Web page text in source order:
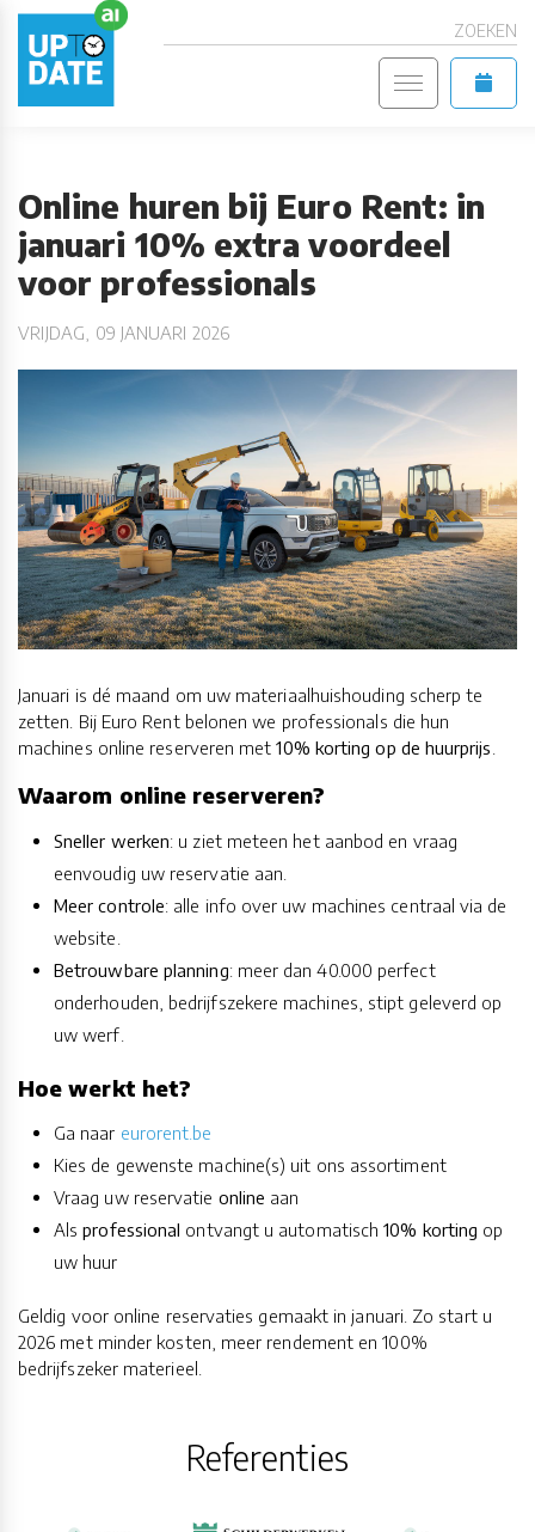
ZOEKEN
Online huren bij Euro Rent: in
januari 10% extra voordeel
voor professionals
VRIJDAG, 09 JANUARI 2026
Januari is dé maand om uw materiaalhuishouding scherp te
zetten. Bij Euro Rent belonen we professionals die hun
machines online reserveren met10% korting op de huurprijs
Waarom online reserveren?
Sneller werken: u ziet meteen het aanbod en vraag
eenvoudig uw reservatie aan.
Meer controle: alle info over uw machines centraal via de
website.
Betrouwbare planning: meer dan 40.000 perfect
onderhouden, bedrijfszekere machines, stipt geleverd op
uw werf.
Hoe werkt het?
Ga naar eurorent.be
Kies de gewenste machine(s) uit ons assortiment
Vraag uw reservatie online aan
Alsprofessional ontvangt u automatisch10% korting op
uw huur
Geldig voor online reservaties gemaakt in januari. Zo start u
2026 met minder kosten, meer rendement en 100%
bedrijfszeker materieel.
Referenties